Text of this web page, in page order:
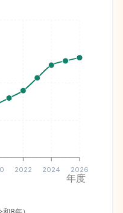
2022 2024 2026
年度